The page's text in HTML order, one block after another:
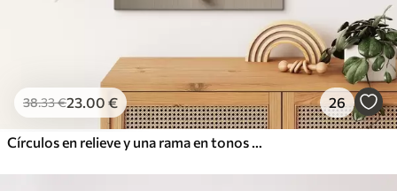
38.33€23.00 € 26
Círculos en relieve y una rama en tonos neutros cálidos